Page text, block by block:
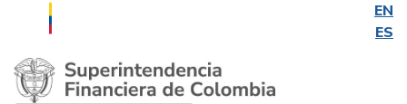
EN
ES
Saltar al contenido principal